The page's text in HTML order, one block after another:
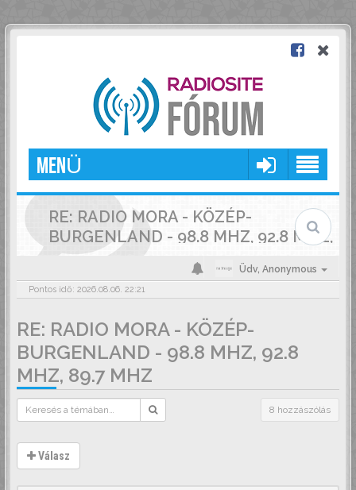
MENÜ
RE: RADIO MORA - KÖZÉP-
BURGENLAND - 98.8 MHZ, 92.8 MHZ,
89.7 MHZ
Üdv, Anonymous
Pontos idő: 2026.08.06. 22:21
RE: RADIO MORA - KÖZÉP-
BURGENLAND - 98.8 MHZ, 92.8
MHZ, 89.7 MHZ
8 hozzászólás
Válasz